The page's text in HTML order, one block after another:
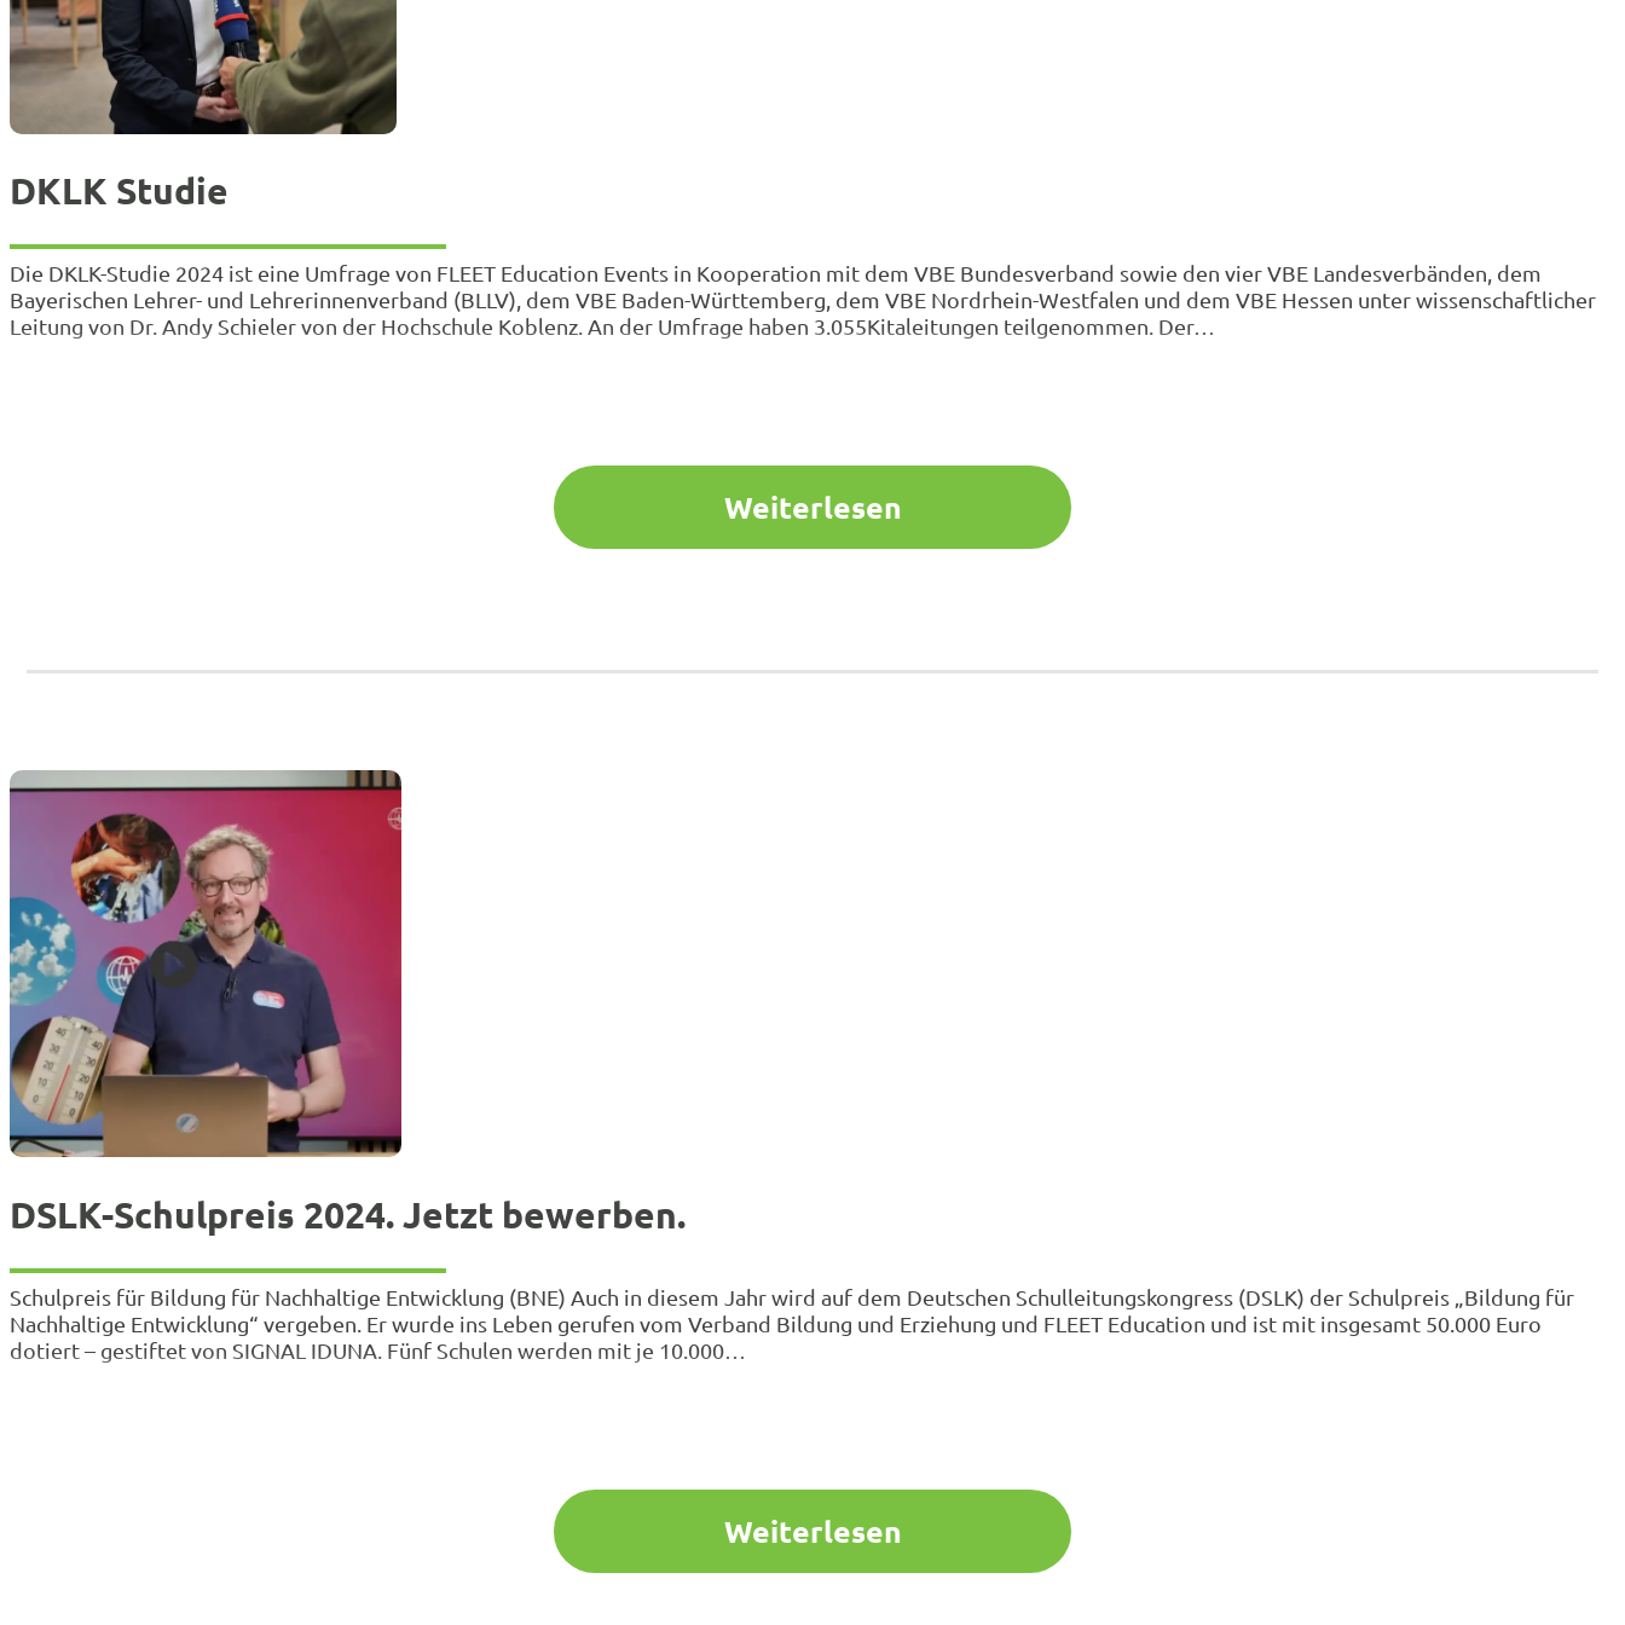
DKLK Studie
Die DKLK-Studie 2024 ist eine Umfrage von FLEET Education Events in Kooperation mit dem VBE Bundesverband sowie den vier VBE Landesverbänden, dem
Bayerischen Lehrer- und Lehrerinnenverband (BLLV), dem VBE Baden-Württemberg, dem VBE Nordrhein-Westfalen und dem VBE Hessen unter wissenschaftlicher
Leitung von Dr. Andy Schieler von der Hochschule Koblenz. An der Umfrage haben 3.055Kitaleitungen teilgenommen. Der…
Weiterlesen
DSLK-Schulpreis 2024. Jetzt bewerben.
Schulpreis für Bildung für Nachhaltige Entwicklung (BNE) Auch in diesem Jahr wird auf dem Deutschen Schulleitungskongress (DSLK) der Schulpreis „Bildung für
Nachhaltige Entwicklung“ vergeben. Er wurde ins Leben gerufen vom Verband Bildung und Erziehung und FLEET Education und ist mit insgesamt 50.000 Euro
dotiert – gestiftet von SIGNAL IDUNA. Fünf Schulen werden mit je 10.000…
Weiterlesen